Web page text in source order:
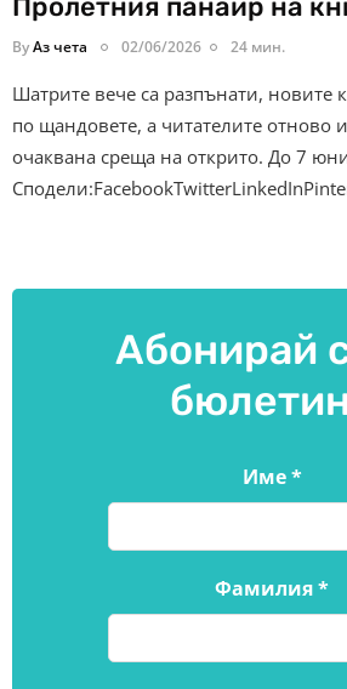
Пролетния панаир на
ByАз чета 02/06/2026 24 мин.
Шатрите вече са разпънати, новите
по щандовете, а читателите отново
очаквана среща на открито. До 7
Абонирай
Име*
Фамилия*